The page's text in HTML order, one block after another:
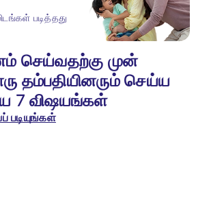
படித்தது
செய்வதற்கு முன்
தம்பதியினரும் செய்ய
7 விஷயங்கள்
படியுங்கள்